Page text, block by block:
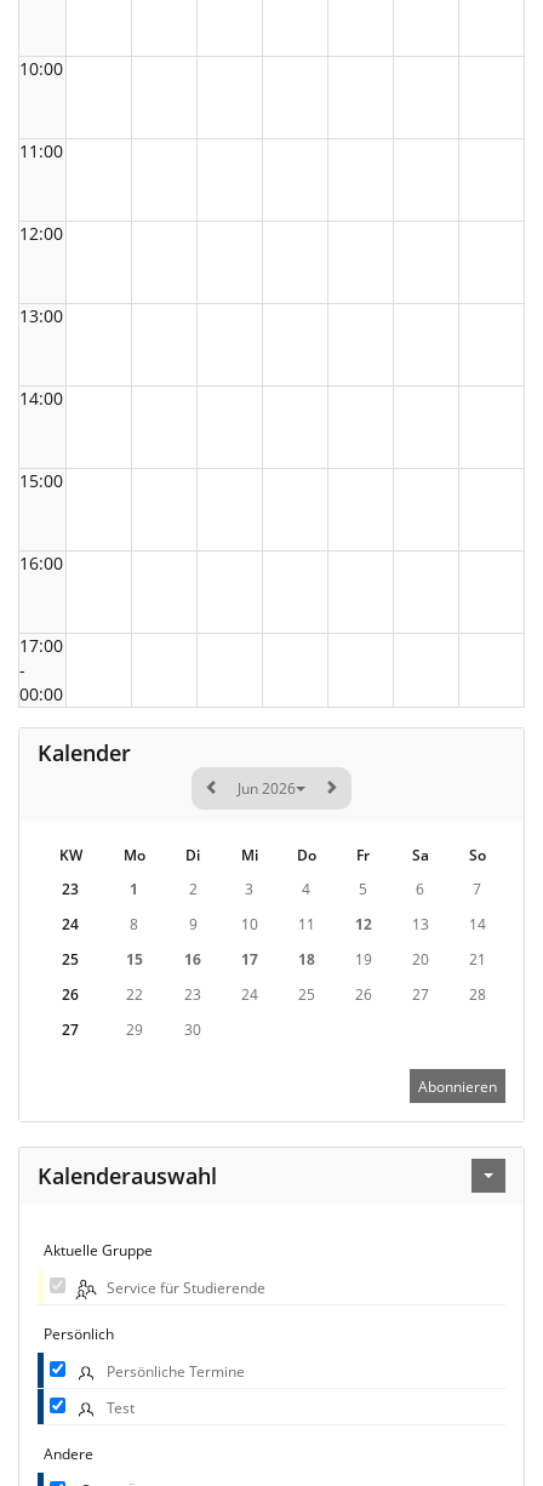
10:00
11:00
12:00
13:00
14:00
15:00
16:00
17:00
-
00:00
Kalender
Jun 2026
KW Mo Di Mi Do Fr Sa
So
23
1 2 3 4 5 6
7
24
8 9 10 11 12 13
14
25
15 16 17 18 19 20
21
26
22 23 24 25 26 27
28
27
29 30
Abonnieren
Kalenderauswahl
Aktuelle Gruppe
Service für Studierende
Persönlich
Persönliche Termine
Test
Andere